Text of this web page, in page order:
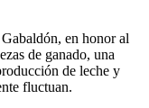
en honor al
de ganado, una
de leche y
fluctuan.